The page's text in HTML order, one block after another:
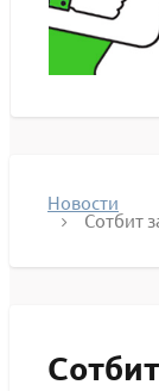
Новости
Сотбит